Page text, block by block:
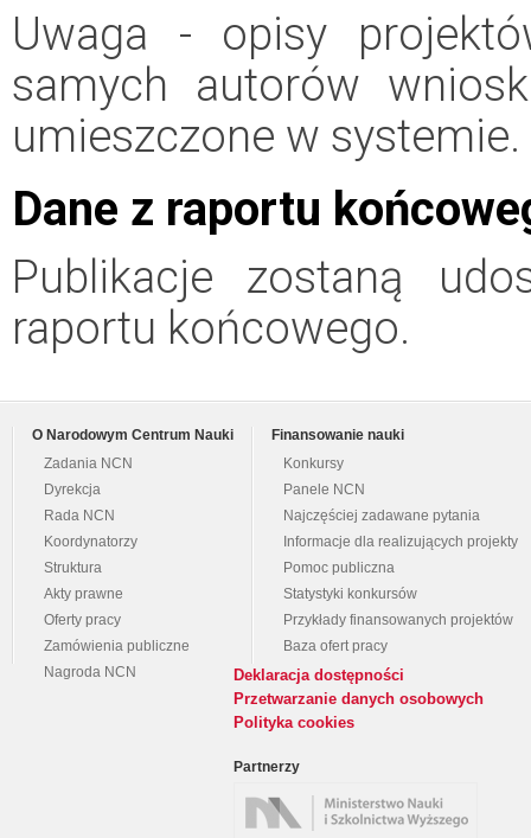
Uwaga - opisy
samych autorów
umieszczone w systemie.
Dane z raportu
Publikacje zostaną
raportu końcowego.
O Narodowym Centrum Nauki
Zadania NCN
Dyrekcja
Rada NCN
Koordynatorzy
Struktura
Akty prawne
Oferty pracy
Zamówienia publiczne
Nagroda NCN
Finansowanie nauki
Konkursy
Panele NCN
Najczęściej zadawane pytania
Informacje dla realizujących projekty
Pomoc publiczna
Statystyki konkursów
Przykłady finansowanych projektów
Baza ofert pracy
Deklaracja dostępności
Przetwarzanie danych osobowych
Polityka cookies
Partnerzy